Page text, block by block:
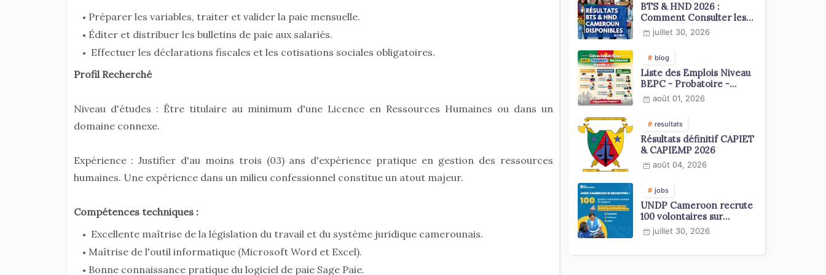
Préparer les variables, traiter et valider la paie mensuelle.
Éditer et distribuer les bulletins de paie aux salariés.
Effectuer les déclarations fiscales et les cotisations sociales obligatoires.
Profil Recherché
Niveau d'études : Être titulaire au minimum d'une Licence en Ressources Humaines ou dans un
domaine connexe.
Expérience : Justifier d'au moins trois (03) ans d'expérience pratique en gestion des ressources
humaines. Une expérience dans un milieu confessionnel constitue un atout majeur.
Compétences techniques :
Excellente maîtrise de la législation du travail et du système juridique camerounais.
Maîtrise de l'outil informatique (Microsoft Word et Excel).
Bonne connaissance pratique du logiciel de paie Sage Paie.
BTS & HND 2026 :
Comment Consulter les
Résultats ?
juillet 30, 2026
blog
Liste des Emplois Niveau
BEPC - Probatoire -
Baccalauréat dispoblible
en 2026
août 01, 2026
resultats
Résultats définitif CAPIET
& CAPIEMP 2026
août 04, 2026
jobs
UNDP Cameroon recrute
100 volontaires sur
l'échelle du territoire
national
juillet 30, 2026